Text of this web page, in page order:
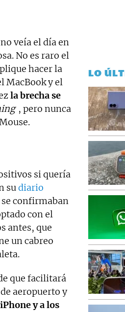
veía el día en
No es raro el
hacer la
MacBook y el
la brecha se
, pero nunca
si quería
sudiario
se confirmaban
con el
antes, que
un cabreo
que facilitará
aeropuerto y
y a los
LO